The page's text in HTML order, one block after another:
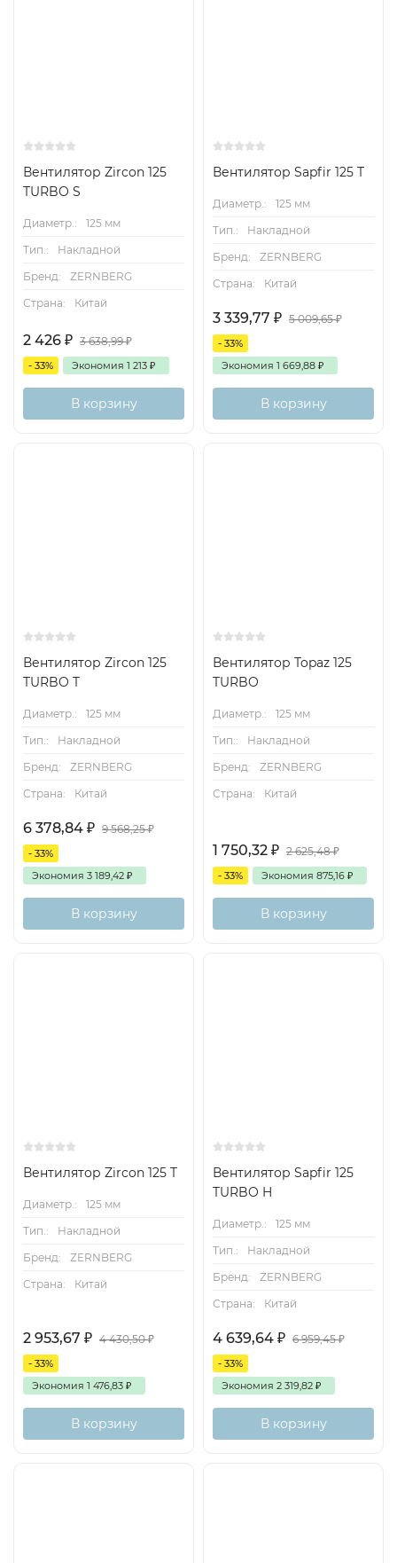
Вентилятор Zircon 125
TURBO S
Диаметр.:
125 мм
Тип.:
Накладной
Бренд:
ZERNBERG
Страна:
Китай
2 426 ₽ 3 638,99₽
- 33% Экономия 1 213 ₽
В корзину
Вентилятор Sapfir 125 T
Диаметр.:
125 мм
Тип.:
Накладной
Бренд:
ZERNBERG
Страна:
Китай
3 339,77 ₽ 5 009,65₽
- 33%
Экономия 1 669,88 ₽
В корзину
Вентилятор Zircon 125
TURBO T
Диаметр.:
125 мм
Тип.:
Накладной
Бренд:
ZERNBERG
Страна:
Китай
6 378,84 ₽ 9 568,25₽
- 33%
Экономия 3 189,42 ₽
В корзину
Вентилятор Topaz 125
TURBO
Диаметр.:
125 мм
Тип.:
Накладной
Бренд:
ZERNBERG
Страна:
Китай
1 750,32 ₽ 2 625,48₽
- 33% Экономия 875,16 ₽
В корзину
Вентилятор Zircon 125 T
Диаметр.:
125 мм
Тип.:
Накладной
Бренд:
ZERNBERG
Страна:
Китай
2 953,67 ₽ 4 430,50₽
- 33%
Экономия 1 476,83 ₽
В корзину
Вентилятор Sapfir 125
TURBO H
Диаметр.:
125 мм
Тип.:
Накладной
Бренд:
ZERNBERG
Страна:
Китай
4 639,64 ₽ 6 959,45₽
- 33%
Экономия 2 319,82 ₽
В корзину